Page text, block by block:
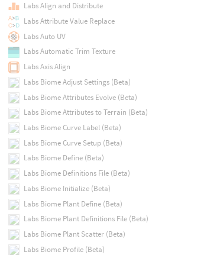
Labs Align and Distribute
Labs Attribute Value Replace
Labs Auto UV
Labs Automatic Trim Texture
Labs Axis Align
Labs Biome Adjust Settings (Beta)
Labs Biome Attributes Evolve (Beta)
Labs Biome Attributes to Terrain (Beta)
Labs Biome Curve Label (Beta)
Labs Biome Curve Setup (Beta)
Labs Biome Define (Beta)
Labs Biome Definitions File (Beta)
Labs Biome Initialize (Beta)
Labs Biome Plant Define (Beta)
Labs Biome Plant Definitions File (Beta)
Labs Biome Plant Scatter (Beta)
Labs Biome Profile (Beta)